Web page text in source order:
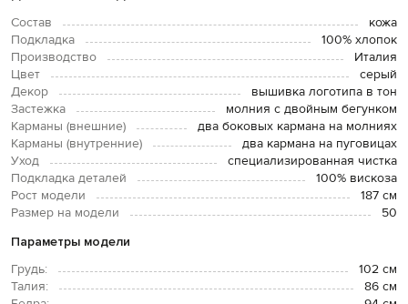
Состав
кожа
Подкладка
100% хлопок
Производство
Италия
Цвет
серый
Декор
вышивка логотипа в тон
Застежка
молния с двойным бегунком
Карманы (внешние)
два боковых кармана на молниях
Карманы (внутренние)
два кармана на пуговицах
Уход
специализированная чистка
Подкладка деталей
100% вискоза
Рост модели
187 см
Размер на модели
50
Параметры модели
Грудь:
102 см
Талия:
86 см